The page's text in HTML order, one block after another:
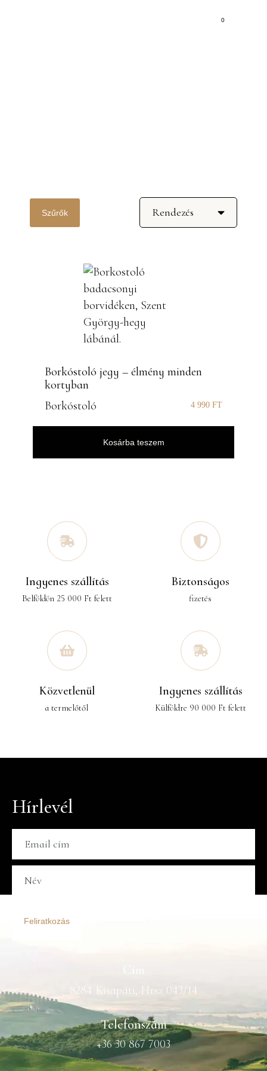
0
Szűrők
Borkóstoló jegy – élmény minden
kortyban
Borkóstoló
4 990 FT
Kosárba teszem
Ingyenes szállítás
Belföldön 25 000 Ft felett
Biztonságos
fizetés
Közvetlenül
a termelőtől
Ingyenes szállítás
Külföldre 90 000 Ft felett
Hírlevél
Feliratkozás
8284 Kisapáti, Hrsz 043/14
Telefonszám
+36 30 867 7003